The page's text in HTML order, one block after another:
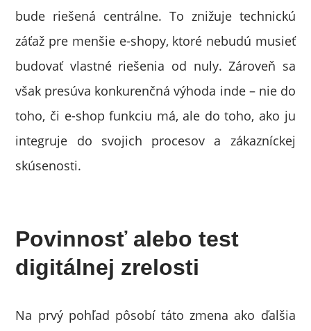
bude riešená centrálne. To znižuje technickú
záťaž pre menšie e-shopy, ktoré nebudú musieť
budovať vlastné riešenia od nuly. Zároveň sa
však presúva konkurenčná výhoda inde – nie do
toho, či e-shop funkciu má, ale do toho, ako ju
integruje do svojich procesov a zákazníckej
skúsenosti.
Povinnosť alebo test
digitálnej zrelosti
Na prvý pohľad pôsobí táto zmena ako ďalšia